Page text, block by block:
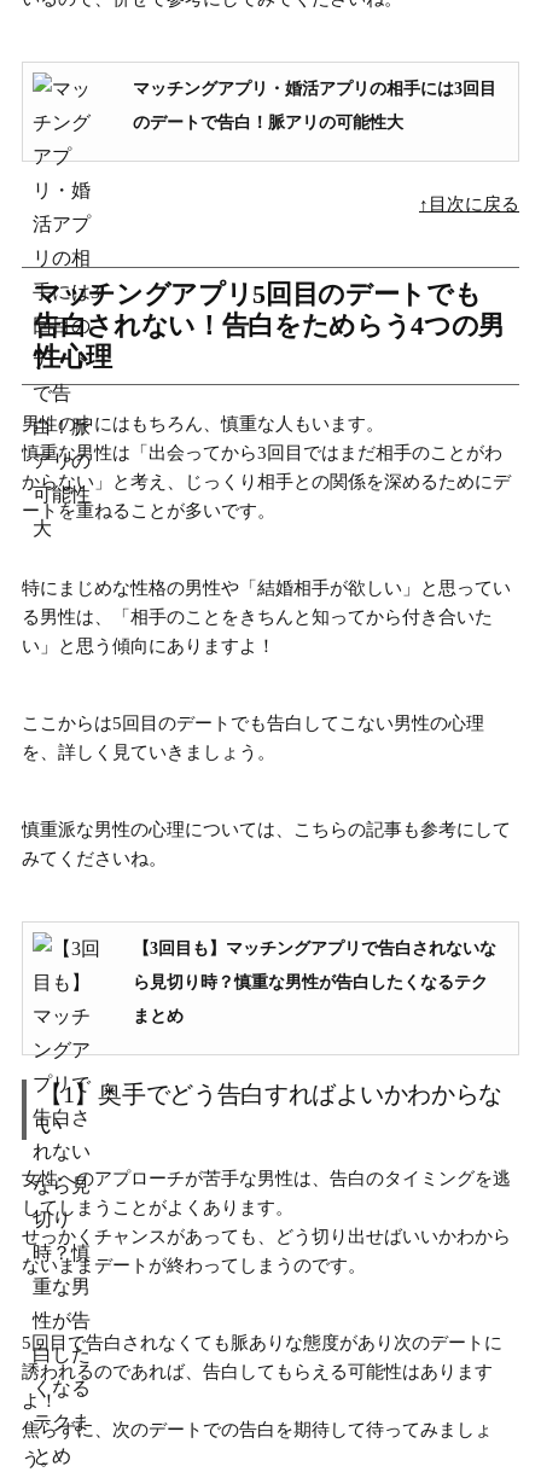
マッチングアプリ・婚活アプリの相手には3回目
のデートで告白！脈アリの可能性大
↑目次に戻る
マッチングアプリ5回目のデートでも
告白されない！告白をためらう4つの男
性心理
男性の中にはもちろん、慎重な人もいます。
慎重な男性は「 出会ってから3回目ではまだ相手のことがわ
からない 」と考え、じっくり相手との関係を深めるためにデ
ートを重ねることが多いです。
特にまじめな性格の男性や「結婚相手が欲しい」と思ってい
る男性は、「 相手のことをきちんと知ってから付き合いた
い 」と思う傾向にありますよ！
ここからは5回目のデートでも告白してこない男性の心理
を、詳しく見ていきましょう。
慎重派な男性の心理については、こちらの記事も参考にして
みてくださいね。
【3回目も】マッチングアプリで告白されないな
ら見切り時？慎重な男性が告白したくなるテク
まとめ
【1】奥手でどう告白すればよいかわからな
い
女性へのアプローチが苦手な男性は、 告白のタイミングを逃
してしまう ことがよくあります。
せっかくチャンスがあっても、どう切り出せばいいかわから
ないままデートが終わってしまうのです。
5回目で告白されなくても脈ありな態度があり次のデートに
誘われるのであれば、告白してもらえる可能性はあります
よ！
焦らずに、 次のデートでの告白を期待して待ってみましょ
う。